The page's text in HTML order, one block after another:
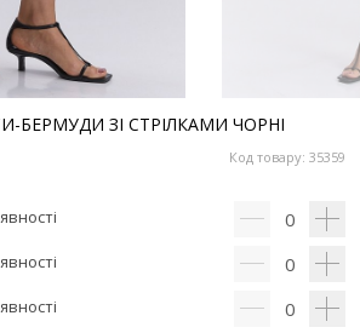
БЕРМУДИ ЗІ СТРІЛКАМИ ЧОРНІ
Код товару: 35359
0
0
0